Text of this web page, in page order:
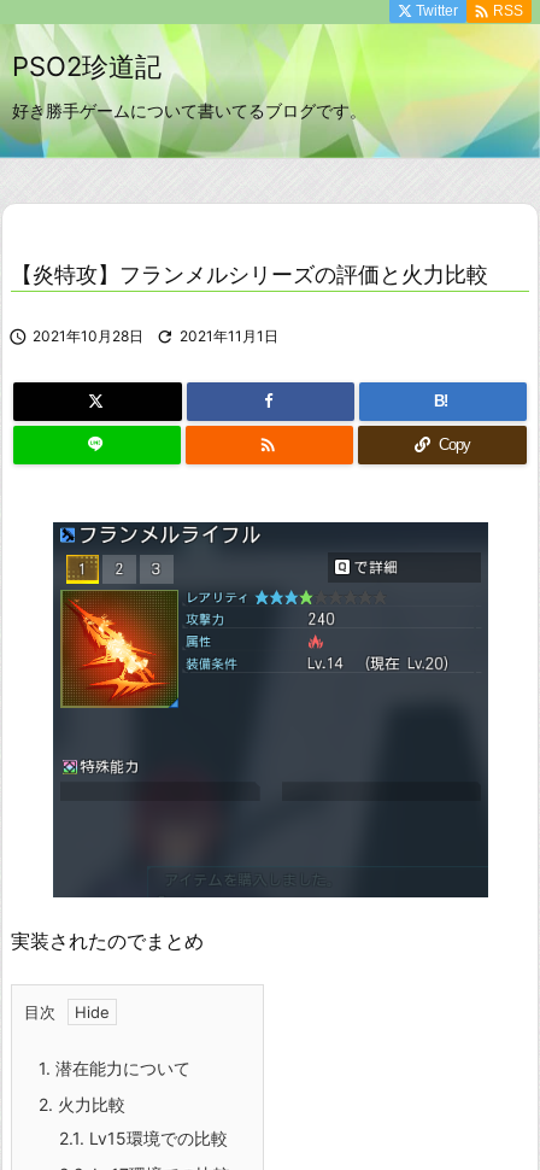
PSO2珍道記
好き勝手ゲームについて書いてるブログです。
Twitter  RSS
【炎特攻】フランメルシリーズの評価と火力比較
 2021年10月28日  2021年11月1日
B!
 Copy
実装されたのでまとめ
目次
1. 潜在能力について
2. 火力比較
2.1. Lv15環境での比較